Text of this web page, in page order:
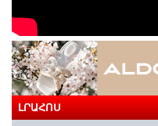
ԼՐԱՀՈՍ